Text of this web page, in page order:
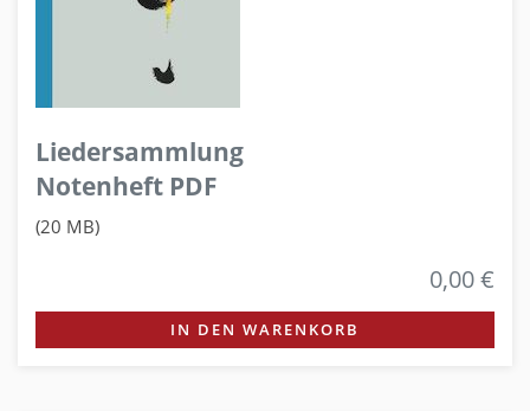
Liedersammlung
Notenheft PDF
(20 MB)
0,00 €
IN DEN WARENKORB